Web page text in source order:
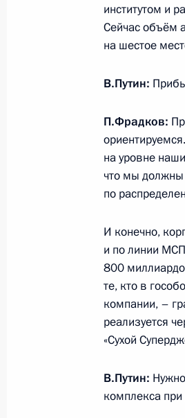
10 января 2022
5 января
Антей»
5 января 2022
Встреча с
ракетное
4 января 2022
29 декабря
Совещание о
29 декабря 2021
институтом и
Сейчас объём
на шестое
В.Путин:
П.Фрадков:
на уровне
что мы должны
по
И конечно,
и по линии
800
те, кто в
компании, –
реализуется
«Сухой
В.Путин:
комплекса